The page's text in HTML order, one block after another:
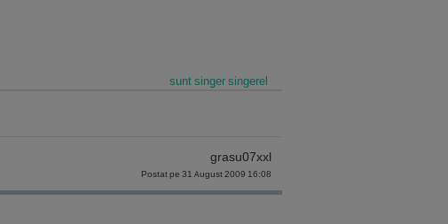
sunt singer singerel
grasu07xxl
Postat pe 31 August 2009 16:08